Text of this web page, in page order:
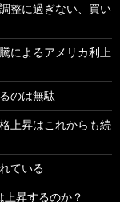
整に過ぎない、買い
によるアメリカ利上
のは無駄
上昇はこれからも続
ている
昇するのか？